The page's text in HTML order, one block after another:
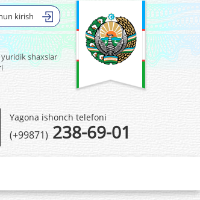
kirish
shaxslar
Yagona ishonch telefoni
(+99871) 238-69-01